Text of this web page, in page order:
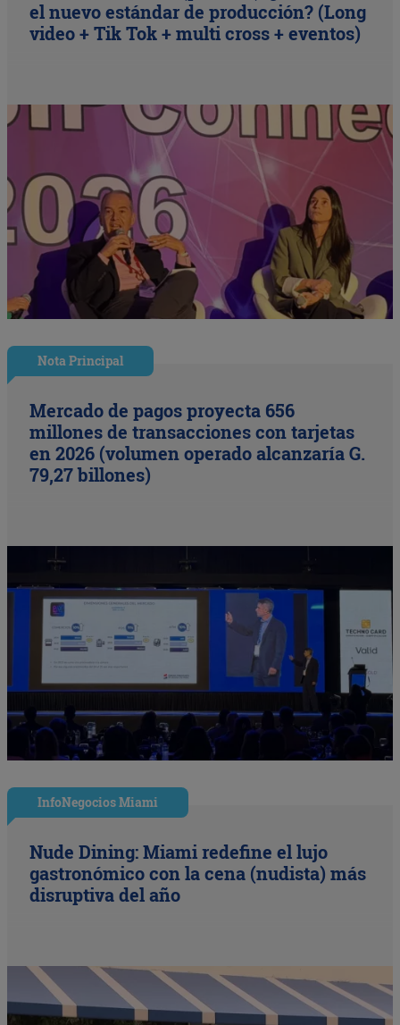
el nuevo estándar de producción? (Long
video + Tik Tok + multi cross + eventos)
Nota Principal
Mercado de pagos proyecta 656
millones de transacciones con tarjetas
en 2026 (volumen operado alcanzaría G.
79,27 billones)
InfoNegocios Miami
Nude Dining: Miami redefine el lujo
gastronómico con la cena (nudista) más
disruptiva del año